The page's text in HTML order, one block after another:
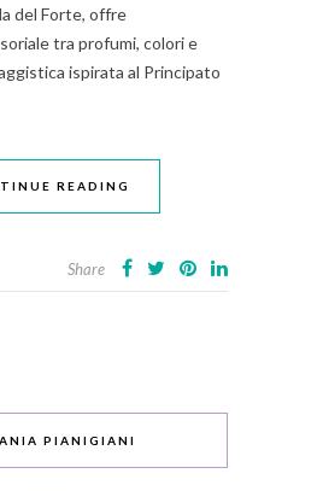
del Forte, offre
tra profumi, colori e
ispirata al Principato
READING
Share
PIANIGIANI